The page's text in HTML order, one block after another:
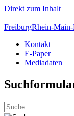
Direkt zum Inhalt
FreiburgRhein-
Kontakt
E-Paper
Mediadaten